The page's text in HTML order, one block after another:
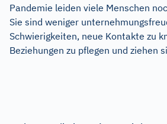
Pandemie leiden viele Menschen
Sie sind weniger
Schwierigkeiten, neue Kontakte zu
Beziehungen zu pflegen und ziehen